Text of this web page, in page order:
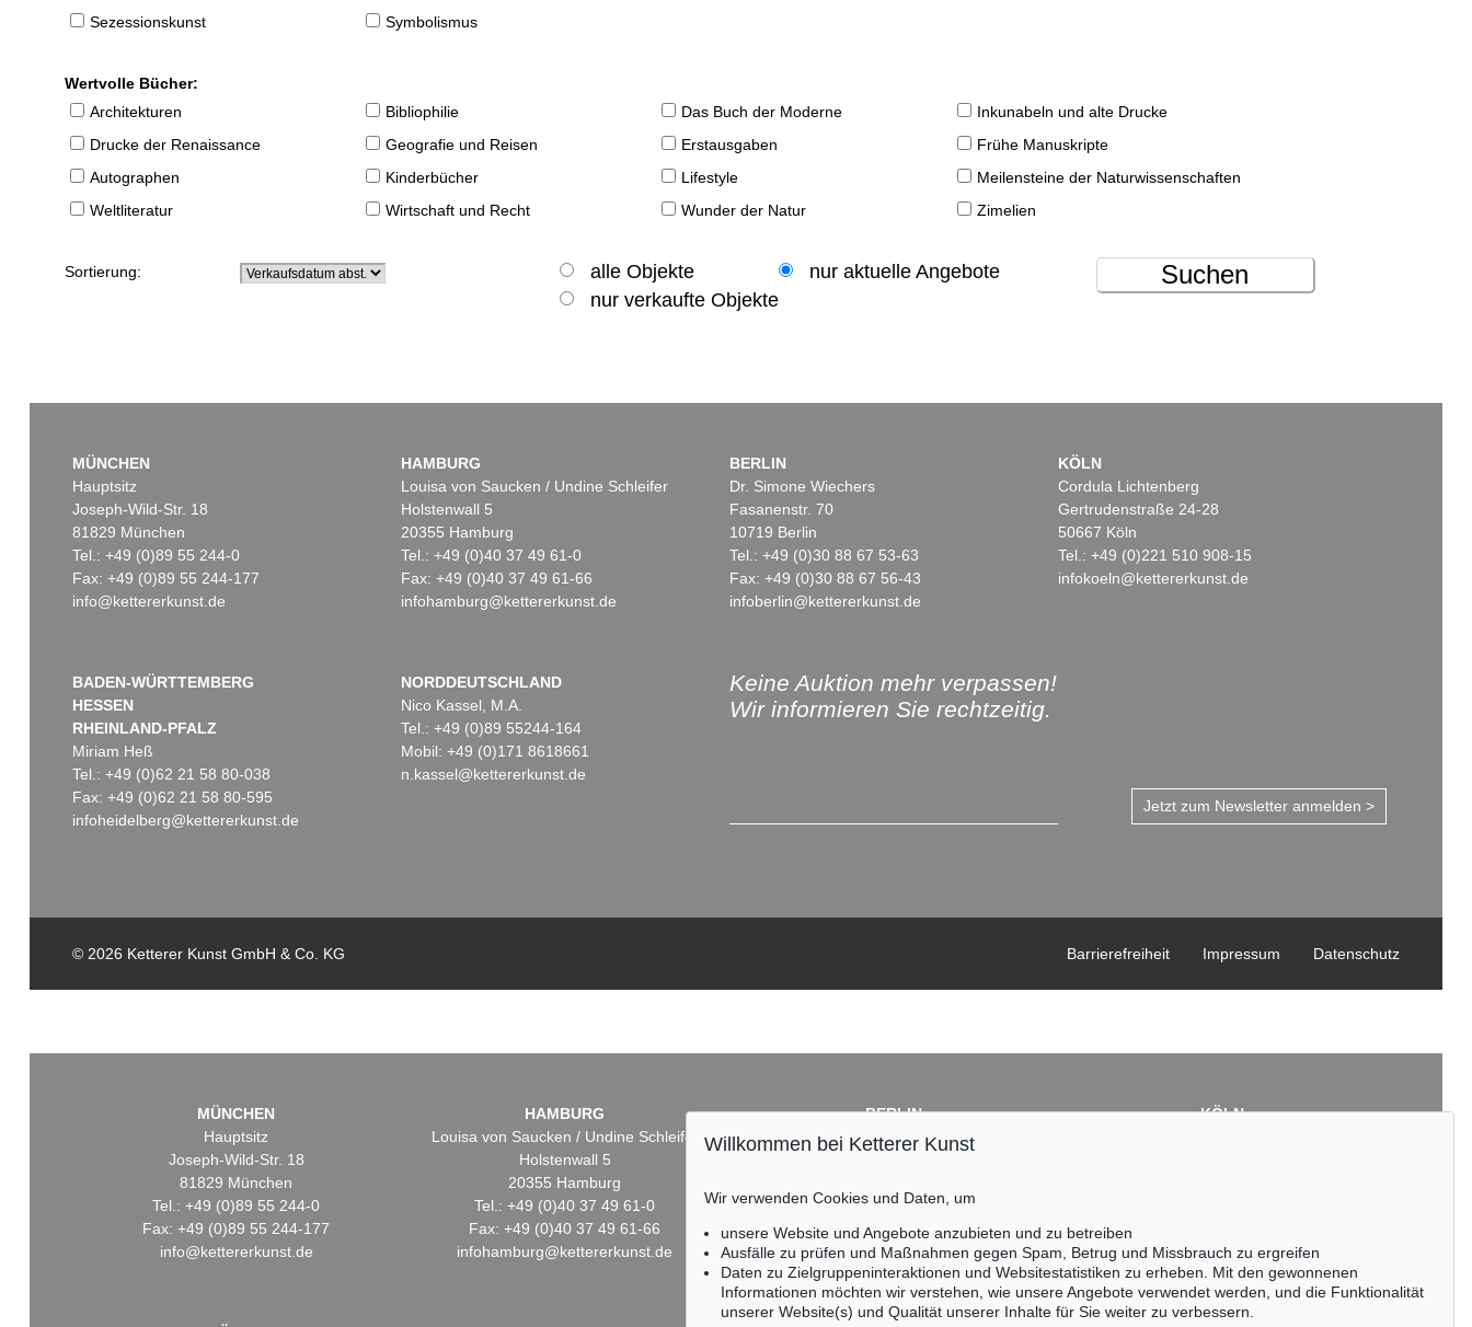
Sezessionskunst
Symbolismus
Wertvolle Bücher:
Architekturen
Bibliophilie Das Buch der Moderne
Inkunabeln und alte Drucke
Drucke der Renaissance
Geografie und Reisen Erstausgaben
Frühe Manuskripte
Autographen
Kinderbücher Lifestyle
Meilensteine der Naturwissenschaften
Weltliteratur
Wirtschaft und Recht Wunder der Natur Zimelien
Sortierung: alle Objekte
nur aktuelle Angebote
nur verkaufte Objekte
Suchen
MÜNCHEN
Hauptsitz
Joseph-Wild-Str. 18
81829 München
Tel.: +49 (0)89 55 244-0
Fax: +49 (0)89 55 244-177
info@kettererkunst.de
HAMBURG
Louisa von Saucken / Undine Schleifer
Holstenwall 5
20355 Hamburg
Tel.: +49 (0)40 37 49 61-0
Fax: +49 (0)40 37 49 61-66
infohamburg@kettererkunst.de
BERLIN
Dr. Simone Wiechers
Fasanenstr. 70
10719 Berlin
Tel.: +49 (0)30 88 67 53-63
Fax: +49 (0)30 88 67 56-43
infoberlin@kettererkunst.de
KÖLN
Cordula Lichtenberg
Gertrudenstraße 24-28
50667 Köln
Tel.: +49 (0)221 510 908-15
infokoeln@kettererkunst.de
BADEN-WÜRTTEMBERG
HESSEN
RHEINLAND-PFALZ
Miriam Heß
Tel.: +49 (0)62 21 58 80-038
Fax: +49 (0)62 21 58 80-595
infoheidelberg@kettererkunst.de
NORDDEUTSCHLAND
Nico Kassel, M.A.
Tel.: +49 (0)89 55244-164
Mobil: +49 (0)171 8618661
n.kassel@kettererkunst.de
Keine Auktion mehr verpassen!
Wir informieren Sie rechtzeitig.
Jetzt zum Newsletter anmelden >
© 2026 Ketterer Kunst GmbH & Co. KG Datenschutz
Impressum
Barrierefreiheit
MÜNCHEN
Hauptsitz
Joseph-Wild-Str. 18
81829 München
Tel.: +49 (0)89 55 244-0
Fax: +49 (0)89 55 244-177
info@kettererkunst.de
HAMBURG
Louisa von Saucken / Undine Schleifer
Holstenwall 5
20355 Hamburg
Tel.: +49 (0)40 37 49 61-0
Fax: +49 (0)40 37 49 61-66
infohamburg@kettererkunst.de
BERLIN
Dr. Simone Wiechers
Tel.: +49 (0)30 88 67 53-63
Fax: +49 (0)30 88 67 56-43
infoberlin@kettererkunst.de
KÖLN
infokoeln@kettererkunst.de
Willkommen bei Ketterer Kunst
Wir verwenden Cookies und Daten, um
unsere Website und Angebote anzubieten und zu betreiben
Ausfälle zu prüfen und Maßnahmen gegen Spam, Betrug und Missbrauch zu ergreifen
Daten zu Zielgruppeninteraktionen und Websitestatistiken zu erheben. Mit den gewonnenen
Informationen möchten wir verstehen, wie unsere Angebote verwendet werden, und die Funktionalität
unserer Website(s) und Qualität unserer Inhalte für Sie weiter zu verbessern.